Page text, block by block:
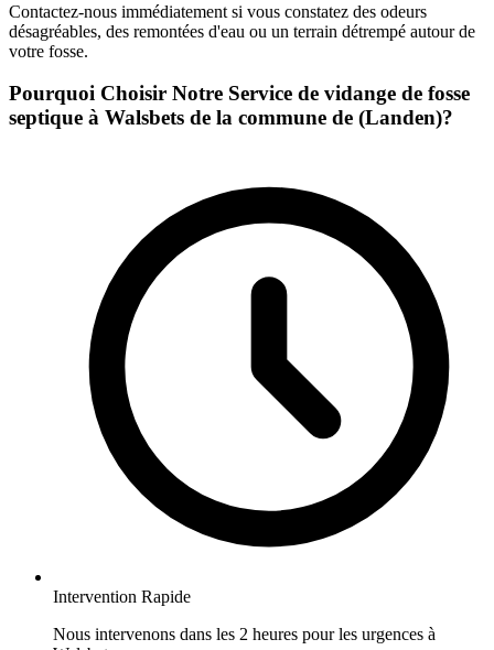
Contactez-nous immédiatement si vous constatez des odeurs
désagréables, des remontées d'eau ou un terrain détrempé autour de
votre fosse.
Pourquoi Choisir Notre Service de vidange de fosse
septique à Walsbets de la commune de (Landen)?
Intervention Rapide
Nous intervenons dans les 2 heures pour les urgences à